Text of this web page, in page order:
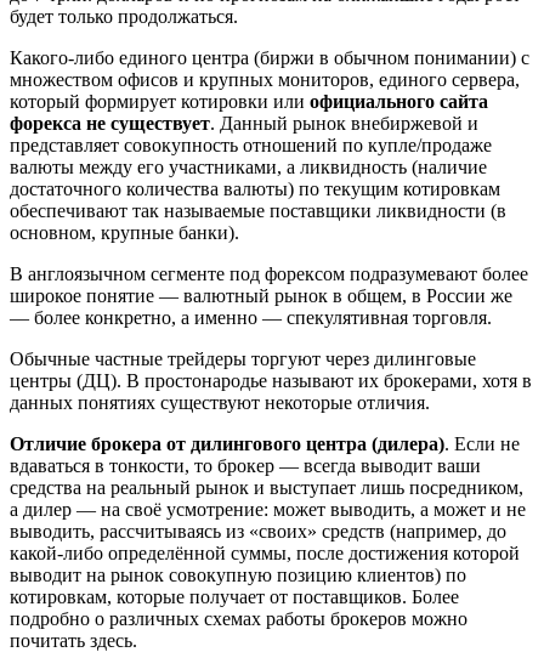
будет только продолжаться.
Какого-либо единого центра (биржи в обычном понимании) с
множеством офисов и крупных мониторов, единого сервера,
который формирует котировки или официального сайта
форекса не существует. Данный рынок внебиржевой и
представляет совокупность отношений по купле/продаже
валюты между его участниками, а ликвидность (наличие
достаточного количества валюты) по текущим котировкам
обеспечивают так называемые поставщики ликвидности (в
основном, крупные банки).
В англоязычном сегменте под форексом подразумевают более
широкое понятие — валютный рынок в общем, в России же
— более конкретно, а именно — спекулятивная торговля.
Обычные частные трейдеры торгуют через дилинговые
центры (ДЦ). В простонародье называют их брокерами, хотя в
данных понятиях существуют некоторые отличия.
Отличие брокера от дилингового центра (дилера). Если не
вдаваться в тонкости, то брокер — всегда выводит ваши
средства на реальный рынок и выступает лишь посредником,
а дилер — на своё усмотрение: может выводить, а может и не
выводить, рассчитываясь из «своих» средств (например, до
какой-либо определённой суммы, после достижения которой
выводит на рынок совокупную позицию клиентов) по
котировкам, которые получает от поставщиков. Более
подробно о различных схемах работы брокеров можно
почитать здесь.